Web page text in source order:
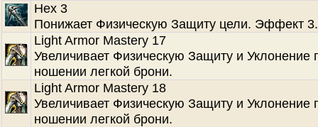
Hex 3
Понижает Физическую Защиту цели. Эффект 3.
Light Armor Mastery 17
Увеличивает Физическую Защиту и Уклонение
ношении легкой брони.
Light Armor Mastery 18
Увеличивает Физическую Защиту и Уклонение
ношении легкой брони.